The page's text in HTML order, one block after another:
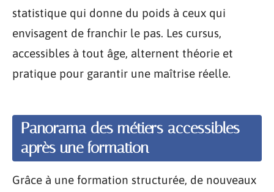
statistique qui donne du poids à ceux qui
envisagent de franchir le pas. Les cursus,
accessibles à tout âge, alternent théorie et
pratique pour garantir une maîtrise réelle.
Panorama des métiers accessibles
après une formation
Grâce à une formation structurée, de nouveaux